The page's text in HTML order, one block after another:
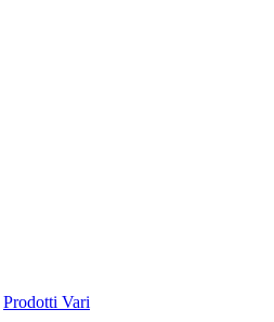
Prodotti Vari